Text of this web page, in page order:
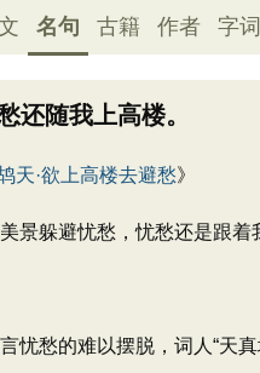
名句 古籍 作者 字词
还随我上高楼。
天·欲上高楼去避愁》
景躲避忧愁，忧愁还是跟着
忧愁的难以摆脱，词人“天